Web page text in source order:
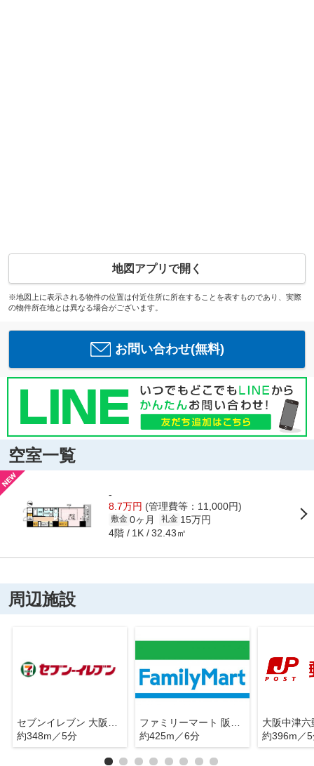
地図アプリで開く
※地図上に表示される物件の位置は付近住所に所在することを表すものであり、実際
の物件所在地とは異なる場合がございます。
お問い合わせ(無料)
空室一覧
-
8.7万円 (管理費等：11,000円)
敷金 0ヶ月 礼金 15万円
4階 1K 32.43㎡
周辺施設
約348m／5分
約425m／6分
大阪中津六
約396m／